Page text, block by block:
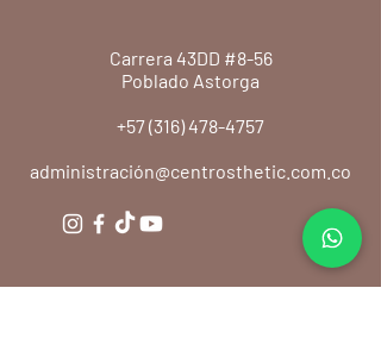
Carrera 43DD #8-56
Poblado Astorga
+57 (316) 478-4757
administración@centrosthetic.com.co